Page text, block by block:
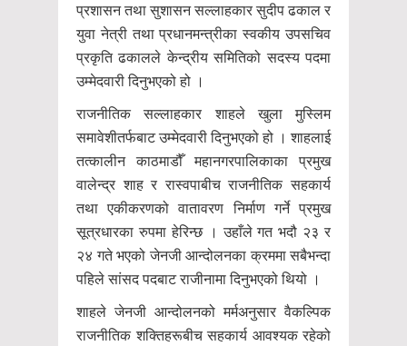
प्रशासन तथा सुशासन सल्लाहकार सुदीप ढकाल र
युवा नेत्री तथा प्रधानमन्त्रीका स्वकीय उपसचिव
प्रकृति ढकालले केन्द्रीय समितिको सदस्य पदमा
उम्मेदवारी दिनुभएको हो ।
राजनीतिक सल्लाहकार शाहले खुला मुस्लिम
समावेशीतर्फबाट उम्मेदवारी दिनुभएको हो । शाहलाई
तत्कालीन काठमाडौँ महानगरपालिकाका प्रमुख
वालेन्द्र शाह र रास्वपाबीच राजनीतिक सहकार्य
तथा एकीकरणको वातावरण निर्माण गर्ने प्रमुख
सूत्रधारका रुपमा हेरिन्छ । उहाँले गत भदौ २३ र
२४ गते भएको जेनजी आन्दोलनका क्रममा सबैभन्दा
पहिले सांसद पदबाट राजीनामा दिनुभएको थियो ।
शाहले जेनजी आन्दोलनको मर्मअनुसार वैकल्पिक
राजनीतिक शक्तिहरूबीच सहकार्य आवश्यक रहेको